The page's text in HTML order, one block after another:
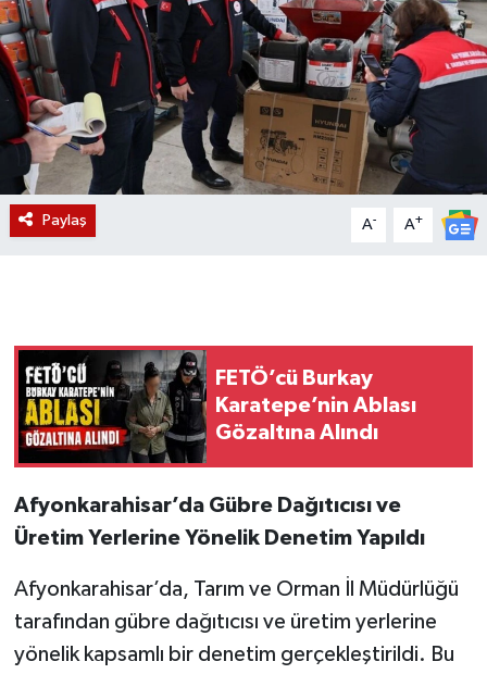
Paylaş A- A+
FETÖ’cü Burkay
Karatepe’nin Ablası
Gözaltına Alındı
Afyonkarahisar’da Gübre Dağıtıcısı ve
Üretim Yerlerine Yönelik Denetim Yapıldı
Afyonkarahisar’da, Tarım ve Orman İl Müdürlüğü
tarafından gübre dağıtıcısı ve üretim yerlerine
yönelik kapsamlı bir denetim gerçekleştirildi. Bu
Etkinlikler